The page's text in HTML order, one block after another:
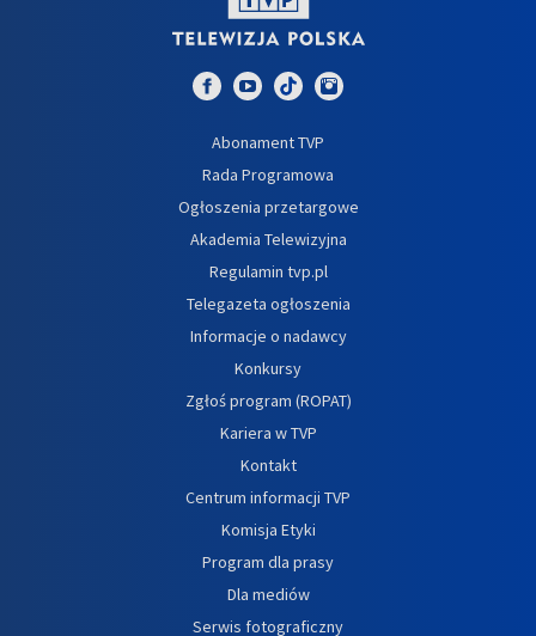
Abonament TVP
Rada Programowa
Ogłoszenia przetargowe
Akademia Telewizyjna
Regulamin tvp.pl
Telegazeta ogłoszenia
Informacje o nadawcy
Konkursy
Zgłoś program (ROPAT)
Kariera w TVP
Kontakt
Centrum informacji TVP
Komisja Etyki
Program dla prasy
Dla mediów
Serwis fotograficzny